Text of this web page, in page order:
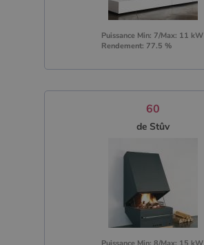
Puissance Min: 7/Max: 11 kW
Rendement: 77.5 %
60
de Stûv